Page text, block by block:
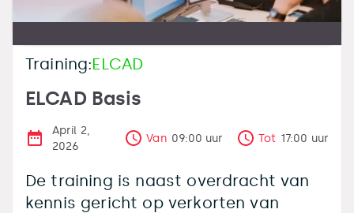
Training:ELCAD
ELCAD Basis
April 2,
2026
Van 09:00 uur Tot 17:00 uur
De training is naast overdracht van
kennis gericht op verkorten van